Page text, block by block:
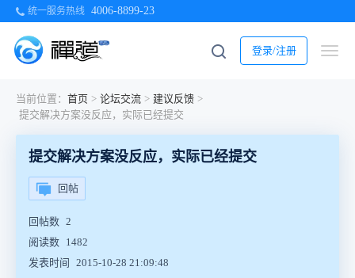
统一服务热线 4006-8899-23
登录/注册
当前位置： 首页 > 论坛交流 > 建议反馈 >
提交解决方案没反应，实际已经提交
提交解决方案没反应，实际已经提交
回帖
回帖数 2
阅读数 1482
发表时间
2015-10-28 21:09:48